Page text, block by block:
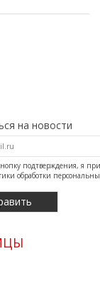
на новости
подтверждения, я
обработки